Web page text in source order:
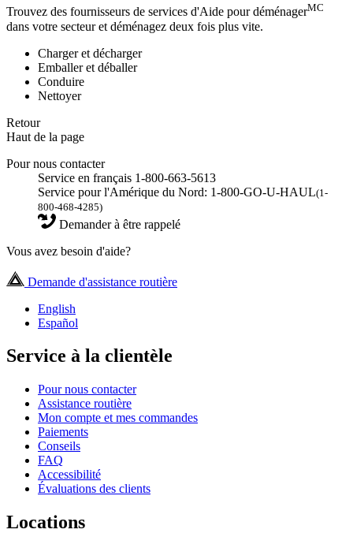
Trouvez des fournisseurs de services d'Aide pour déménagerMC
dans votre secteur et déménagez deux fois plus vite.
Charger et décharger
Emballer et déballer
Conduire
Nettoyer
Retour
Haut de la page
Pour nous contacter
Service en français 1-800-663-5613
Service pour l'Amérique du Nord: 1-800-GO-U-HAUL(1-
800-468-4285)
Demander à être rappelé
Vous avez besoin d'aide?
Demande d'assistance routière
English
Español
Service à la clientèle
Pour nous contacter
Assistance routière
Mon compte et mes commandes
Paiements
Conseils
FAQ
Accessibilité
Évaluations des clients
Locations